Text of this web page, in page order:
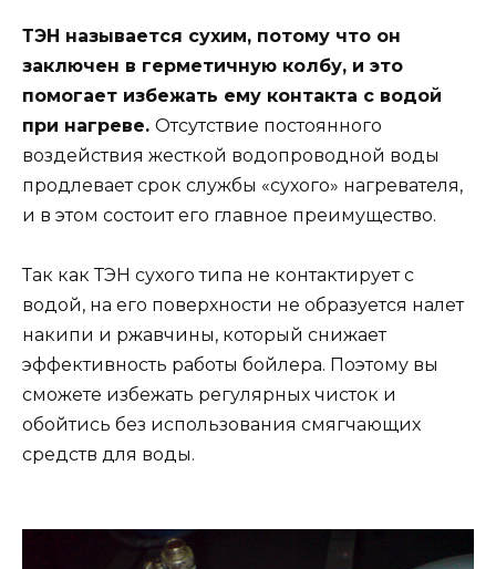
ТЭН называется сухим, потому что он
заключен в герметичную колбу, и это
помогает избежать ему контакта с водой
при нагреве. Отсутствие постоянного
воздействия жесткой водопроводной воды
продлевает срок службы «сухого» нагревателя,
и в этом состоит его главное преимущество.
Так как ТЭН сухого типа не контактирует с
водой, на его поверхности не образуется налет
накипи и ржавчины, который снижает
эффективность работы бойлера. Поэтому вы
сможете избежать регулярных чисток и
обойтись без использования смягчающих
средств для воды.